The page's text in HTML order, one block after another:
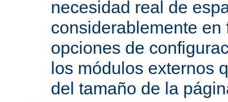
necesidad real de
considerablemente en
opciones de
los módulos externos
del tamaño de la